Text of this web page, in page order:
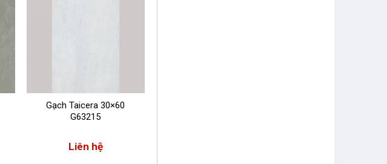
Gạch Taicera 30×60
G63215
Liên hệ